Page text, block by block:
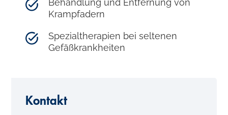
Behandlung und Entfernung von
Krampfadern
Spezialtherapien bei seltenen
Gefäßkrankheiten
Kontakt